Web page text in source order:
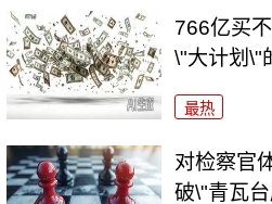
766亿买
\"大计划\"
最热
对检察官
破\"青瓦